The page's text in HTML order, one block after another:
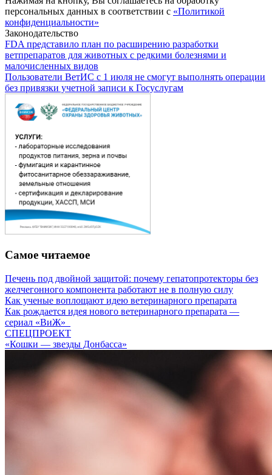
персональных данных в соответствии с «Политикой
конфиденциальности»
Законодательство
FDA представило план по расширению разработки
ветпрепаратов для животных с редкими болезнями и
малочисленных видов
Пользователи ВетИС с 1 июля не смогут выполнять операции
без привязки учетной записи к Госуслугам
Самое читаемое
Печень под двойной защитой: почему гепатопротекторы без
желчегонного компонента работают не в полную силу
Как ученые воплощают идею ветеринарного препарата
Как рождается идея нового ветеринарного препарата —
сериал «ВиЖ»
СПЕЦПРОЕКТ
«Кошки — звезды Донбасса»